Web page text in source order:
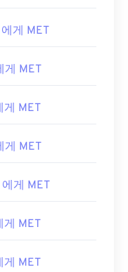
게 MET
게 MET
게 MET
게 MET
에게 MET
게 MET
게 MET